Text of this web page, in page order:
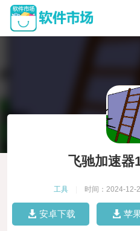
飞驰加速
工具 时间：2024-12-
安卓下载 苹